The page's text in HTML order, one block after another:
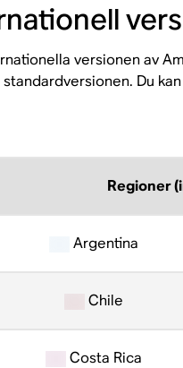
versionen av
standardversionen. Du
Regioner
Argentina
Chile
Costa Rica